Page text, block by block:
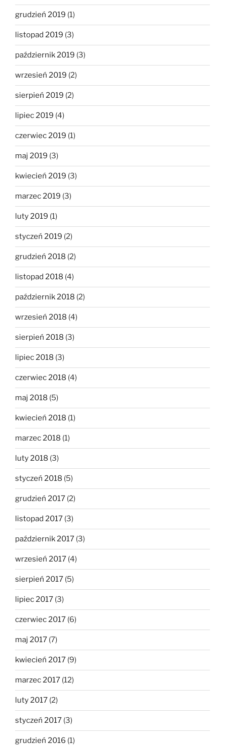
grudzień 2019 (1)
listopad 2019 (3)
październik 2019 (3)
wrzesień 2019 (2)
sierpień 2019 (2)
lipiec 2019 (4)
czerwiec 2019 (1)
maj 2019 (3)
kwiecień 2019 (3)
marzec 2019 (3)
luty 2019 (1)
styczeń 2019 (2)
grudzień 2018 (2)
listopad 2018 (4)
październik 2018 (2)
wrzesień 2018 (4)
sierpień 2018 (3)
lipiec 2018 (3)
czerwiec 2018 (4)
maj 2018 (5)
kwiecień 2018 (1)
marzec 2018 (1)
luty 2018 (3)
styczeń 2018 (5)
grudzień 2017 (2)
listopad 2017 (3)
październik 2017 (3)
wrzesień 2017 (4)
sierpień 2017 (5)
lipiec 2017 (3)
czerwiec 2017 (6)
maj 2017 (7)
kwiecień 2017 (9)
marzec 2017 (12)
luty 2017 (2)
styczeń 2017 (3)
grudzień 2016 (1)